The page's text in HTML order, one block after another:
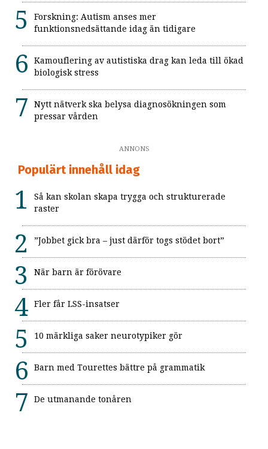
Forskning: Autism anses mer
funktionsnedsättande idag än tidigare
Kamouflering av autistiska drag kan leda till ökad
biologisk stress
Nytt nätverk ska belysa diagnosökningen som
pressar vården
ANNONS
Populärt innehåll idag
Så kan skolan skapa trygga och strukturerade
raster
”Jobbet gick bra – just därför togs stödet bort”
När barn är förövare
Fler får LSS-insatser
10 märkliga saker neurotypiker gör
Barn med Tourettes bättre på grammatik
De utmanande tonåren